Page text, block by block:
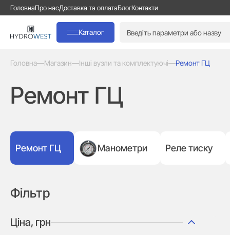
ГоловнаПро насДоставка та оплатаБлогКонтакти
Каталог
Головна—Магазин—Інші вузли та комплектуючі—Ремонт ГЦ
Ремонт ГЦ
Ремонт ГЦ Манометри Реле тиску
Фільтр
Ціна, грн